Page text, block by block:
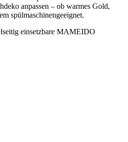
anpassen – ob warmes Gold,
spülmaschinengeeignet.
einsetzbare MAMEIDO